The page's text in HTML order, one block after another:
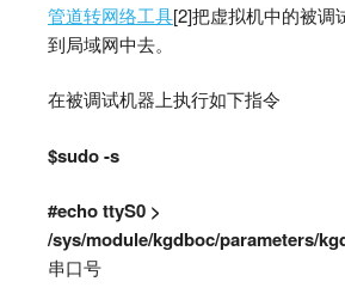
管道转网络工具[2]把虚拟机中的被调
到局域网中去。
在被调试机器上执行如下指令
$sudo -s
#echo ttyS0 >
/sys/module/kgdboc/parameters/
串口号